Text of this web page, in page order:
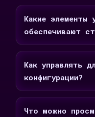
Какие элементы
обеспечивают
Как управлять
конфигурации?
Что можно